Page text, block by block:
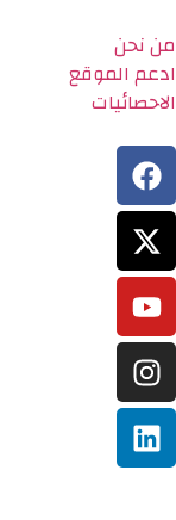
من نحن
ادعم الموقع
الاحصائيات